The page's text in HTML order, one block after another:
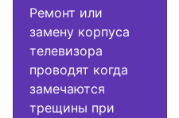
Ремонт или
замену корпуса
телевизора
проводят когда
замечаются
трещины при